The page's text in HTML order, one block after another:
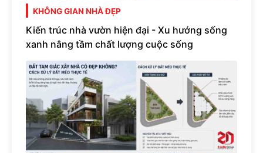
KHÔNG GIAN NHÀ ĐẸP
Kiến trúc nhà vườn hiện đại - Xu hướng sống
xanh nâng tầm chất lượng cuộc sống